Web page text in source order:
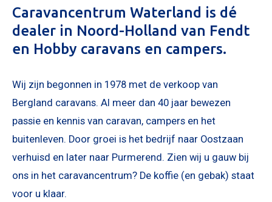
Caravancentrum Waterland is dé
dealer in Noord-Holland van Fendt
en Hobby caravans en campers.
Wij zijn begonnen in 1978 met de verkoop van
Bergland caravans. Al meer dan 40 jaar bewezen
passie en kennis van caravan, campers en het
buitenleven. Door groei is het bedrijf naar Oostzaan
verhuisd en later naar Purmerend. Zien wij u gauw bij
ons in het caravancentrum? De koffie (en gebak) staat
voor u klaar.